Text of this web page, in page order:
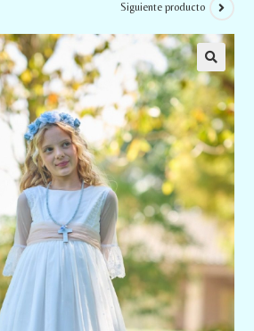
Siguiente producto